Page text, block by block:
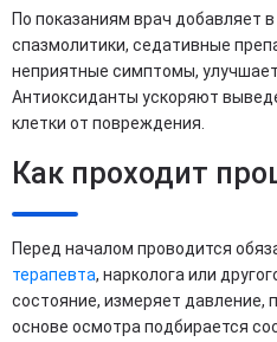
По показаниям врач добавляет
спазмолитики, седативные
неприятные симптомы,
Антиоксиданты ускоряют
клетки от повреждения.
Как проходит
Перед началом проводится
терапевта, нарколога или
состояние, измеряет давление,
основе осмотра подбирается